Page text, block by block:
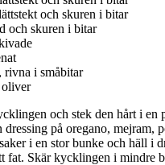
och skuren i bitar
och skuren i bitar
rivna i småbitar
oliver
och stek den hårt i
dressing på oregano,
i en stor bunke och häll i
fat. Skär kycklingen i mindre